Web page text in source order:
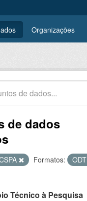
Organizações
de dados
Formatos: ODT
Técnico à Pesquisa